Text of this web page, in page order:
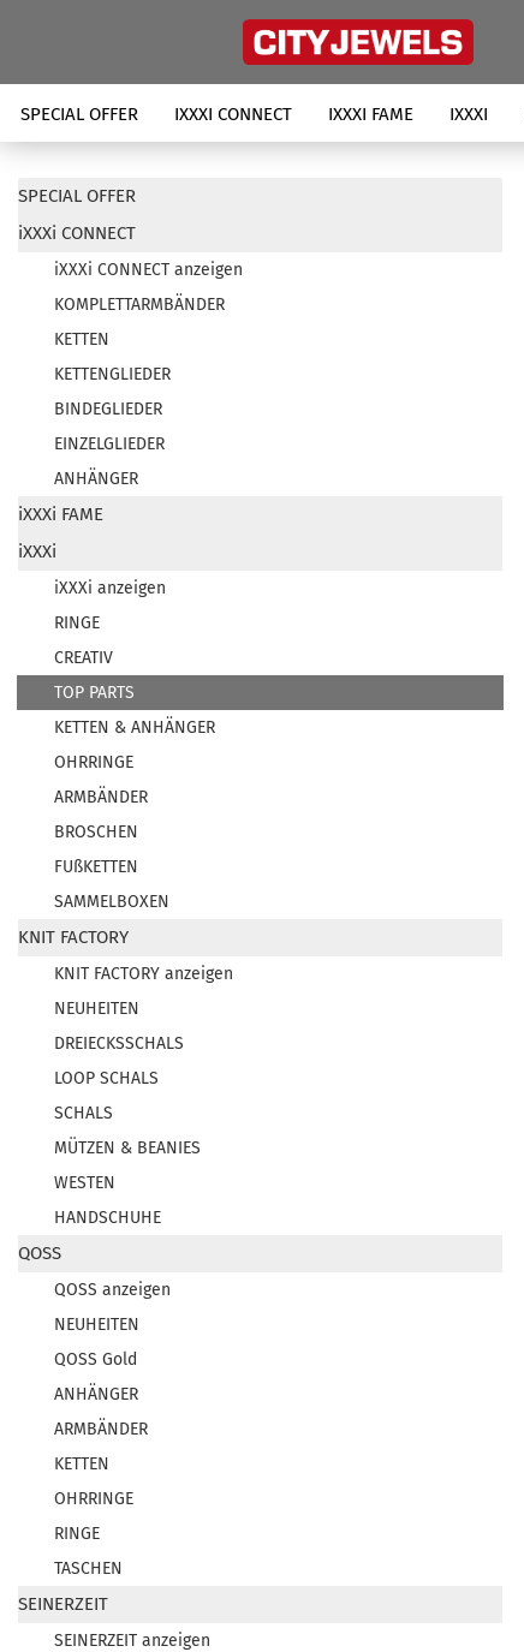
SPECIAL OFFER IXXXI CONNECT IXXXI FAME IXXXI
SPECIAL OFFER
iXXXi CONNECT
iXXXi CONNECT anzeigen
KOMPLETTARMBÄNDER
KETTEN
KETTENGLIEDER
BINDEGLIEDER
EINZELGLIEDER
ANHÄNGER
iXXXi FAME
iXXXi
iXXXi anzeigen
RINGE
CREATIV
TOP PARTS
KETTEN & ANHÄNGER
OHRRINGE
ARMBÄNDER
BROSCHEN
FUßKETTEN
SAMMELBOXEN
KNIT FACTORY
KNIT FACTORY anzeigen
NEUHEITEN
DREIECKSSCHALS
LOOP SCHALS
SCHALS
MÜTZEN & BEANIES
WESTEN
HANDSCHUHE
QOSS
QOSS anzeigen
NEUHEITEN
QOSS Gold
ANHÄNGER
ARMBÄNDER
KETTEN
OHRRINGE
RINGE
TASCHEN
SEINERZEIT
SEINERZEIT anzeigen